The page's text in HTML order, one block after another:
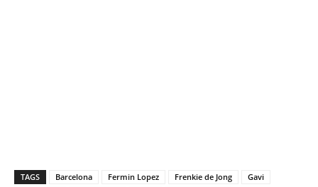
TAGS Barcelona Fermin Lopez Frenkie de Jong
Gavi